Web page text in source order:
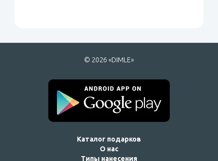
© 2026 «DIMLE»
Каталог подарков
О нас
Типы нанесения